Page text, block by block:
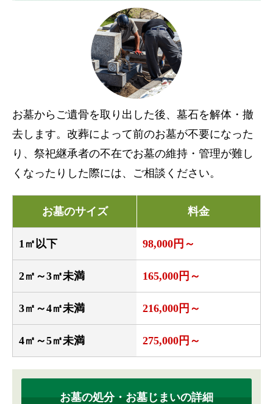
お墓からご遺骨を取り出した後、墓石を解体・撤
去します。改葬によって前のお墓が不要になった
り、祭祀継承者の不在でお墓の維持・管理が難し
くなったりした際には、ご相談ください。
お墓のサイズ 料金
1㎡以下 98,000円～
2㎡～3㎡未満 165,000円～
3㎡～4㎡未満 216,000円～
4㎡～5㎡未満 275,000円～
お墓の処分・お墓じまいの詳細